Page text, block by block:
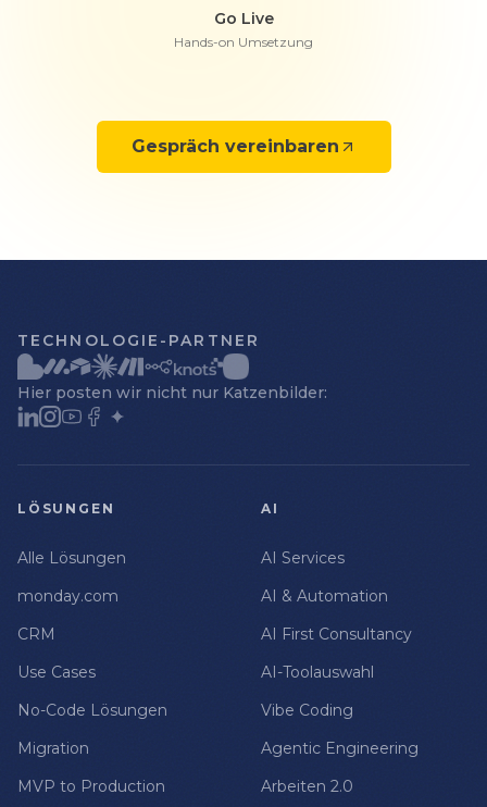
Go Live
Hands-on Umsetzung
Gespräch vereinbaren
TECHNOLOGIE-PARTNER
Hier posten wir nicht nur Katzenbilder:
LÖSUNGEN
Alle Lösungen
monday.com
CRM
Use Cases
No-Code Lösungen
Migration
MVP to Production
AI
AI Services
AI & Automation
AI First Consultancy
AI-Toolauswahl
Vibe Coding
Agentic Engineering
Arbeiten 2.0